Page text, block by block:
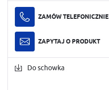
ZAMÓW TELEFONICZNIE
ZAPYTAJ O PRODUKT
Do schowka